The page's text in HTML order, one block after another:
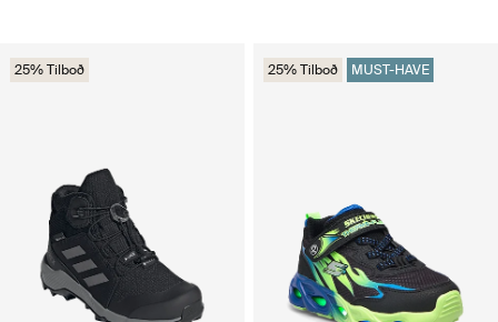
25% Tilboð 25% Tilboð MUST-HAVE